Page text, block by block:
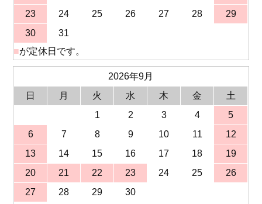
23
24 25 26 27 28
29
30
31
■が定休日です。
2026年9月
日
月 火 水 木 金
土
1
2 3 4
5
6
7 8 9 10 11
12
13
14 15 16 17 18
19
20
21 22 23 24 25
26
27
28 29
30